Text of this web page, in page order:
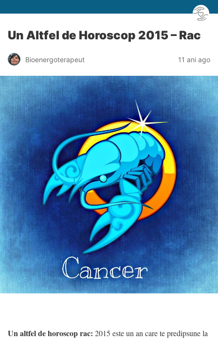
Un Altfel de Horoscop 2015 – Rac
Bioenergoterapeut 11 ani ago
Un altfel de horoscop rac: 2015 este un an care te predipsune la